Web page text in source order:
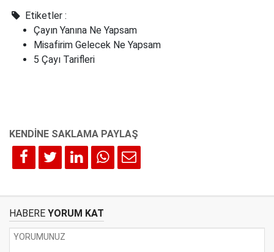
Etiketler :
Çayın Yanına Ne Yapsam
Misafirim Gelecek Ne Yapsam
5 Çayı Tarifleri
HABERE YORUM KAT